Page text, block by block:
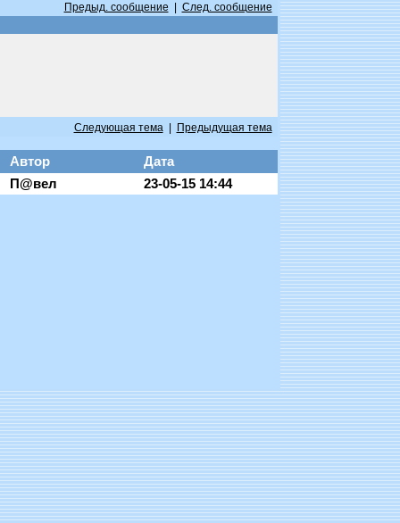
Предыд. сообщение
След. сообщение
Следующая тема| Предыдущая тема
Автор
Дата
П@вел 23-05-15 14:44